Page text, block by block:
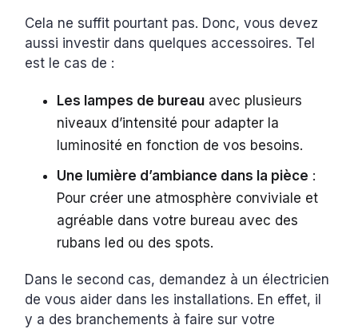
Cela ne suffit pourtant pas. Donc, vous devez
aussi investir dans quelques accessoires. Tel
est le cas de :
Les lampes de bureau avec plusieurs
niveaux d’intensité pour adapter la
luminosité en fonction de vos besoins.
Une lumière d’ambiance dans la pièce :
Pour créer une atmosphère conviviale et
agréable dans votre bureau avec des
rubans led ou des spots.
Dans le second cas, demandez à un électricien
de vous aider dans les installations. En effet, il
y a des branchements à faire sur votre